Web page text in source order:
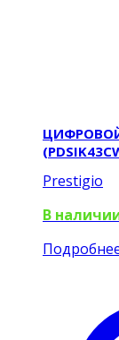
ЦИФРОВОЙ
Prestigio
В